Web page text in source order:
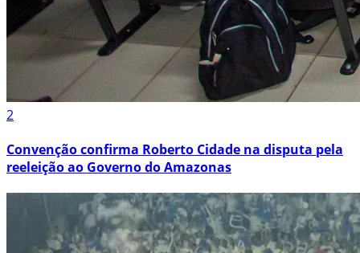
2
Convenção confirma Roberto Cidade na disputa pela
reeleição ao Governo do Amazonas